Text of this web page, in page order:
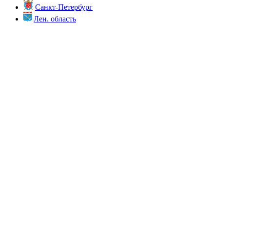
Санкт-Петербург
Лен. область